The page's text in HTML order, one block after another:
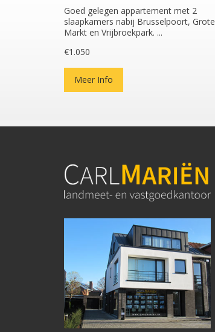
Goed gelegen appartement met 2
slaapkamers nabij Brusselpoort, Grote
Markt en Vrijbroekpark. ...
€1.050
Meer Info